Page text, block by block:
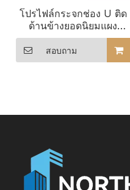
โปรไฟล์กระจกช่อง U ติด
ด้านข้างยอดนิยมแผง
กระจกไร้กรอบรองเท้าฐาน
อลูมิเนียมสำหรับราว
กระจก
สอบถาม